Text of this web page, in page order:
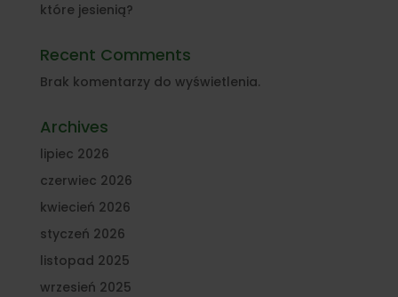
które jesienią?
Recent Comments
Brak komentarzy do wyświetlenia.
Archives
lipiec 2026
czerwiec 2026
kwiecień 2026
styczeń 2026
listopad 2025
wrzesień 2025